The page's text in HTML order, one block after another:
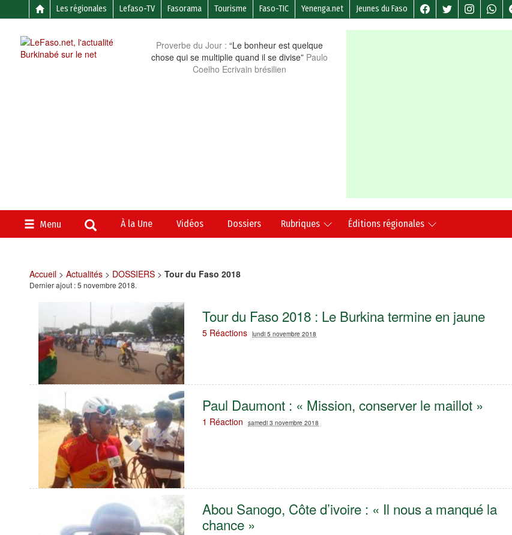
Les régionales Lefaso-TV Fasorama Tourisme Faso-TIC Yenenga.net Jeunes du Faso
Proverbe du Jour : “Le bonheur est quelque
chose qui se multiplie quand il se divise” Paulo
Coelho Ecrivain brésilien
Menu À la Une Vidéos Dossiers Rubriques Éditions régionales
Accueil> Actualités> DOSSIERS> Tour du Faso 2018
Dernier ajout : 5 novembre 2018.
Tour du Faso 2018 : Le Burkina termine en jaune
5 Réactions lundi 5 novembre 2018
Paul Daumont : « Mission, conserver le maillot »
1 Réaction samedi 3 novembre 2018
Abou Sanogo, Côte d’ivoire : « Il nous a manqué la
chance »